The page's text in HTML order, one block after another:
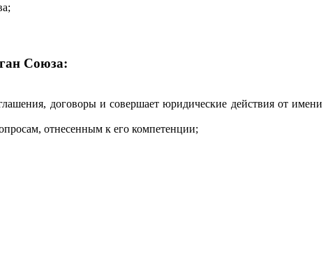
Союза:
договоры и совершает юридические действия от имени
отнесенным к его компетенции;